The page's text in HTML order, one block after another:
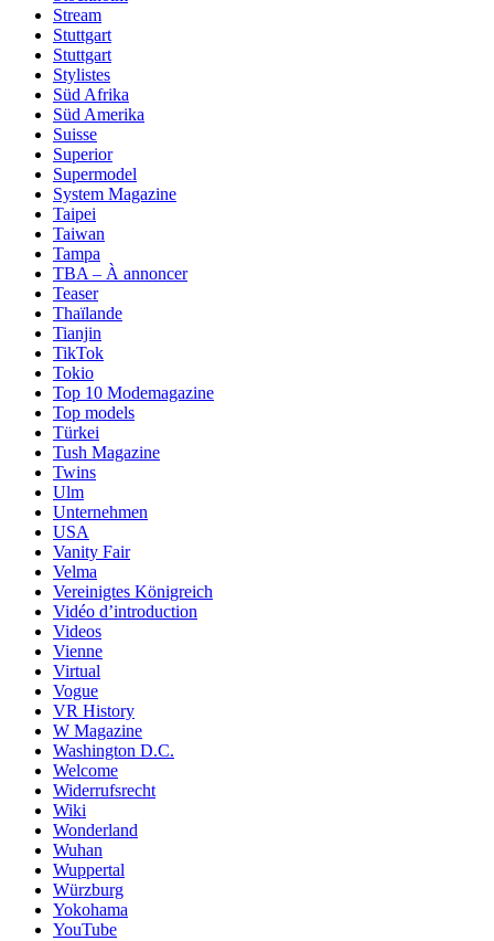
Stream
Stuttgart
Stuttgart
Stylistes
Süd Afrika
Süd Amerika
Suisse
Superior
Supermodel
System Magazine
Taipei
Taiwan
Tampa
TBA – À annoncer
Teaser
Thaïlande
Tianjin
TikTok
Tokio
Top 10 Modemagazine
Top models
Türkei
Tush Magazine
Twins
Ulm
Unternehmen
USA
Vanity Fair
Velma
Vereinigtes Königreich
Vidéo d’introduction
Videos
Vienne
Virtual
Vogue
VR History
W Magazine
Washington D.C.
Welcome
Widerrufsrecht
Wiki
Wonderland
Wuhan
Wuppertal
Würzburg
Yokohama
YouTube